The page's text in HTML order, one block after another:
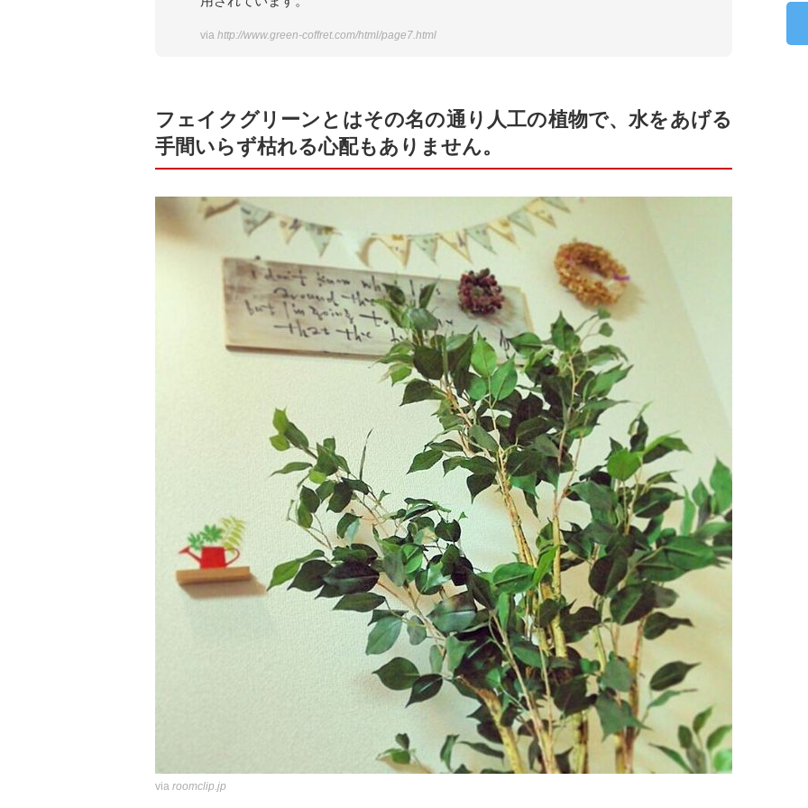
via http://www.green-coffret.com/html/page7.html
フェイクグリーンとはその名の通り人工の植物で、水をあげる
手間いらず枯れる心配もありません。
via roomclip.jp